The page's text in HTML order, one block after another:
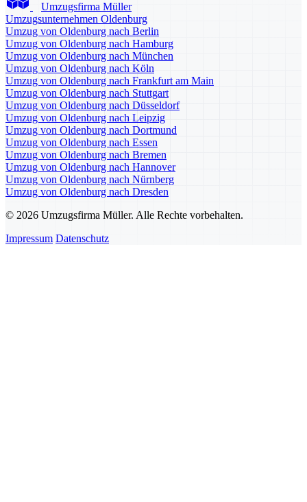
Umzugsfirma Müller
Umzugsunternehmen Oldenburg
Umzug von Oldenburg nach Berlin
Umzug von Oldenburg nach Hamburg
Umzug von Oldenburg nach München
Umzug von Oldenburg nach Köln
Umzug von Oldenburg nach Frankfurt am Main
Umzug von Oldenburg nach Stuttgart
Umzug von Oldenburg nach Düsseldorf
Umzug von Oldenburg nach Leipzig
Umzug von Oldenburg nach Dortmund
Umzug von Oldenburg nach Essen
Umzug von Oldenburg nach Bremen
Umzug von Oldenburg nach Hannover
Umzug von Oldenburg nach Nürnberg
Umzug von Oldenburg nach Dresden
© 2026 Umzugsfirma Müller. Alle Rechte vorbehalten.
Impressum Datenschutz